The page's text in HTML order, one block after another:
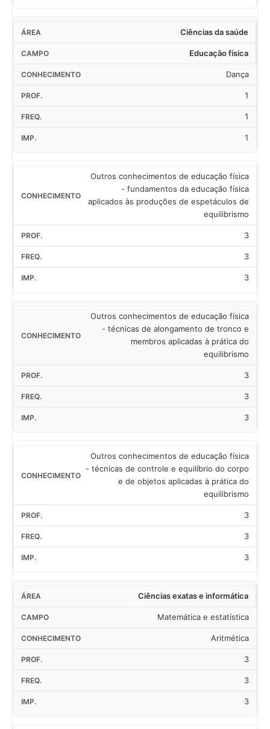
Ciências da saúde
Educação física
Dança
1
1
1
Outros conhecimentos de educação física
- fundamentos da educação física
aplicados às produções de espetáculos de
equilibrismo
3
3
3
Outros conhecimentos de educação física
- técnicas de alongamento de tronco e
membros aplicadas à prática do
equilibrismo
3
3
3
Outros conhecimentos de educação física
- técnicas de controle e equilíbrio do corpo
e de objetos aplicadas à prática do
equilibrismo
3
3
3
Ciências exatas e informática
Matemática e estatística
Aritmética
3
3
3